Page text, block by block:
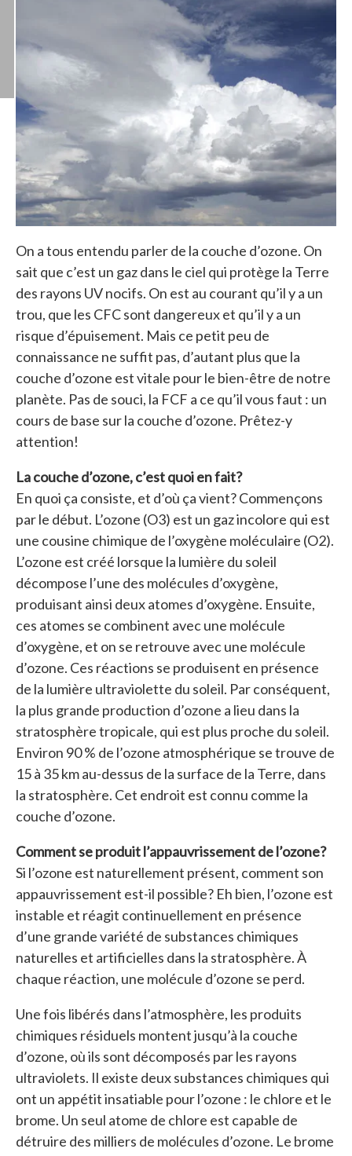
On a tous entendu parler de la couche d’ozone. On
sait que c’est un gaz dans le ciel qui protège la Terre
des rayons UV nocifs. On est au courant qu’il y a un
trou, que les CFC sont dangereux et qu’il y a un
risque d’épuisement. Mais ce petit peu de
connaissance ne suffit pas, d’autant plus que la
couche d’ozone est vitale pour le bien-être de notre
planète. Pas de souci, la FCF a ce qu’il vous faut : un
cours de base sur la couche d’ozone. Prêtez-y
attention!
La couche d’ozone, c’est quoi en fait?
En quoi ça consiste, et d’où ça vient? Commençons
par le début. L’ozone (O3) est un gaz incolore qui est
une cousine chimique de l’oxygène moléculaire (O2).
L’ozone est créé lorsque la lumière du soleil
décompose l’une des molécules d’oxygène,
produisant ainsi deux atomes d’oxygène. Ensuite,
ces atomes se combinent avec une molécule
d’oxygène, et on se retrouve avec une molécule
d’ozone. Ces réactions se produisent en présence
de la lumière ultraviolette du soleil. Par conséquent,
la plus grande production d’ozone a lieu dans la
stratosphère tropicale, qui est plus proche du soleil.
Environ 90 % de l’ozone atmosphérique se trouve de
15 à 35 km au-dessus de la surface de la Terre, dans
la stratosphère. Cet endroit est connu comme la
couche d’ozone.
Comment se produit l’appauvrissement de l’ozone?
Si l’ozone est naturellement présent, comment son
appauvrissement est-il possible? Eh bien, l’ozone est
instable et réagit continuellement en présence
d’une grande variété de substances chimiques
naturelles et artificielles dans la stratosphère. À
chaque réaction, une molécule d’ozone se perd.
Une fois libérés dans l’atmosphère, les produits
chimiques résiduels montent jusqu’à la couche
d’ozone, où ils sont décomposés par les rayons
ultraviolets. Il existe deux substances chimiques qui
ont un appétit insatiable pour l’ozone : le chlore et le
brome. Un seul atome de chlore est capable de
détruire des milliers de molécules d’ozone. Le brome